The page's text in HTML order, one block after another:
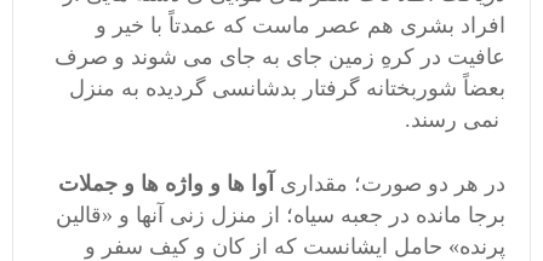
افراد بشری هم عصر ماست که عمدتاً با خیر و
عافیت در کرهِ زمین جای به جای می شوند و صرف
بعضاً شوربختانه گرفتار بدشانسی گردیده به منزل
نمی رسند.
در هر دو صورت؛ مقداری آوا ها و واژه ها و جملات
برجا مانده در جعبه سیاه؛ از منزل زنی آنها و «قالین
پرنده» حامل ایشانست که از کان و کیف سفر و